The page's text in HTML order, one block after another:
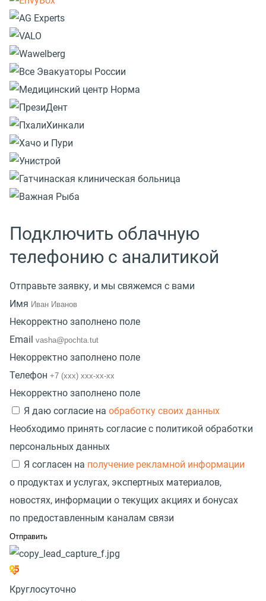
Подключить облачную
телефонию с аналитикой
Отправьте заявку, и мы свяжемся с вами
Имя
Некорректно заполнено поле
Email
Некорректно заполнено поле
Телефон
Некорректно заполнено поле
Я даю согласие на обработку своих данных
Необходимо принять согласие с политикой обработки
персональных данных
Я согласен на получение рекламной информации
о продуктах и услугах, экспертных материалов,
новостях, информации о текущих акциях и бонусах
по предоставленным каналам связи
Круглосуточно